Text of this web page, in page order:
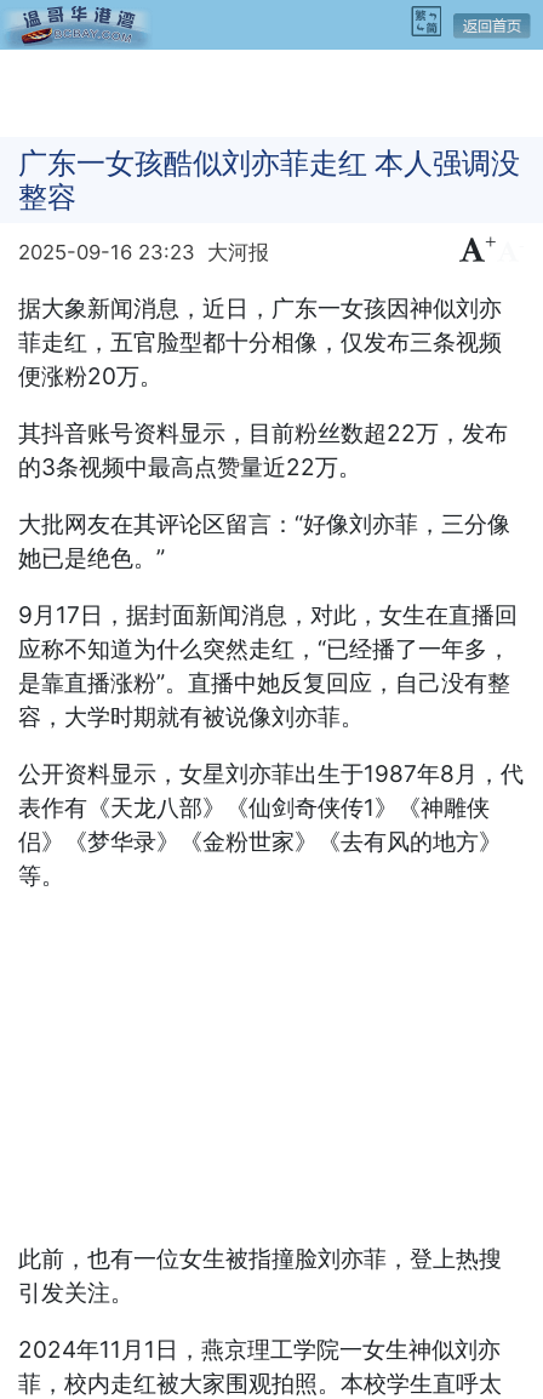
广东一女孩酷似刘亦菲走红 本人强调没
整容
2025-09-16 23:23 大河报 +
据大象新闻消息，近日，广东一女孩因神似刘亦
菲走红，五官脸型都十分相像，仅发布三条视频
便涨粉20万。
其抖音账号资料显示，目前粉丝数超22万，发布
的3条视频中最高点赞量近22万。
大批网友在其评论区留言：“好像刘亦菲，三分像
她已是绝色。”
9月17日，据封面新闻消息，对此，女生在直播回
应称不知道为什么突然走红，“已经播了一年多，
是靠直播涨粉”。直播中她反复回应，自己没有整
容，大学时期就有被说像刘亦菲。
公开资料显示，女星刘亦菲出生于1987年8月，代
表作有《天龙八部》《仙剑奇侠传1》《神雕侠
侣》《梦华录》《金粉世家》《去有风的地方》
等。
此前，也有一位女生被指撞脸刘亦菲，登上热搜
引发关注。
2024年11月1日，燕京理工学院一女生神似刘亦
菲，校内走红被大家围观拍照。本校学生直呼太